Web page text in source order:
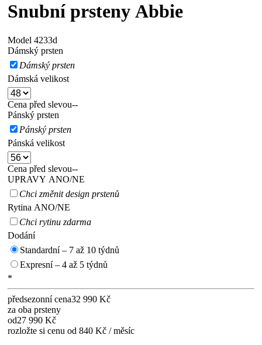
Snubní prsteny Abbie
Model 4233d
Dámský prsten
Dámský prsten
Dámská velikost
Cena před slevou--
Pánský prsten
Pánský prsten
Pánská velikost
Cena před slevou--
UPRAVY ANO/NE
Chci změnit design prstenů
Rytina ANO/NE
Chci rytinu zdarma
Dodání
Standardní – 7 až 10 týdnů
Expresní – 4 až 5 týdnů
*
předsezonní cena32 990 Kč
za oba prsteny
od27 990 Kč
rozložte si cenu od 840 Kč / měsíc